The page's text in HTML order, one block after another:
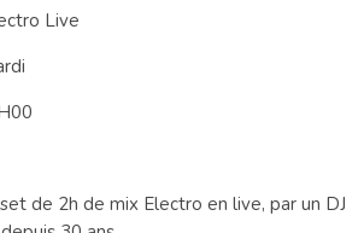
Live
de 2h de mix Electro en live, par un DJ